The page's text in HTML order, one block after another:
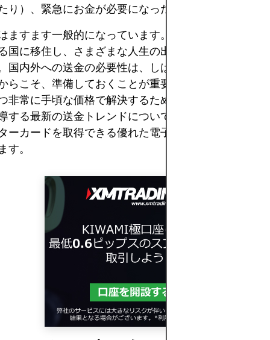
り）、緊急にお金が必要になった場合…どうしますか
ますます一般的になっています。人々は以前よりも
国に移住し、さまざまな人生の出来事を経験するよ
国内外への送金の必要性は、しばしば予期せず、緊
らこそ、準備しておくことが重要です。本記事では
非常に手頃な価格で解決するために設計された、革
する最新の送金トレンドについて説明します。次に
ーカードを取得できる優れた電子ウォレットのオプ
す。